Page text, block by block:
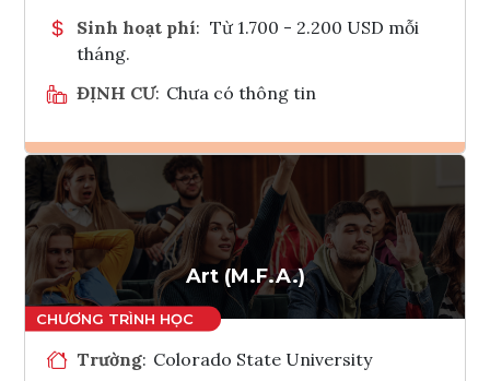
Sinh hoạt phí: Từ 1.700 - 2.200 USD mỗi
tháng.
ĐỊNH CƯ: Chưa có thông tin
Ghi danh
Tham vấn Interlink
Art (M.F.A.)
Trường: Colorado State University